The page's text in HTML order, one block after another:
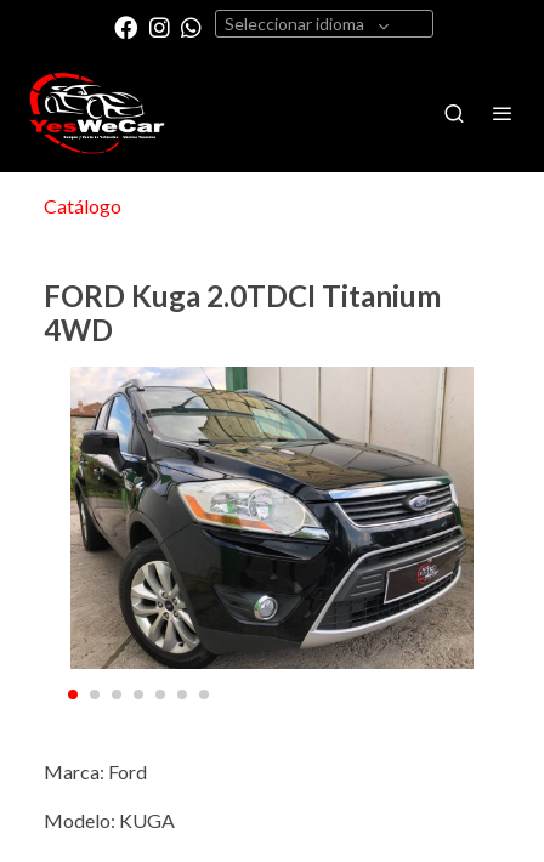
Seleccionar idioma
Catálogo
FORD Kuga 2.0TDCI Titanium
4WD
Marca: Ford
Modelo: KUGA